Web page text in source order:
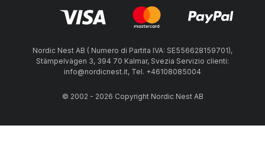
Nordic Nest AB ( Numero di Partita IVA: SE556628159701),
Stämpelvägen 3, 394 70 Kalmar, Svezia Servizio clienti:
info@nordicnest.it, Tel. +46108085004
© 2002 - 2026 Copyright Nordic Nest AB